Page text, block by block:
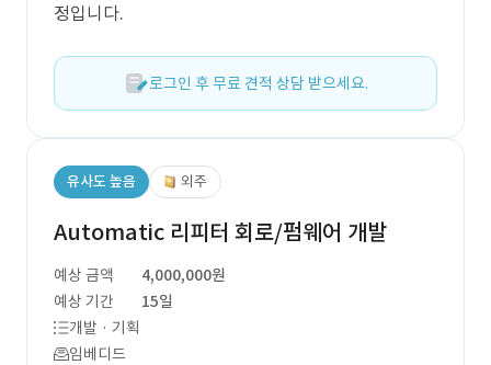
정입니다.
로그인 후 무료 견적 상담 받으세요.
유사도 높음 외주
Automatic 리피터 회로/펌웨어 개발
예상 금액
4,000,000원
예상 기간
15일
개발 · 기획
임베디드